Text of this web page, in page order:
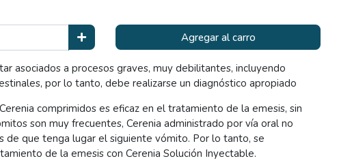
Agregar al carro
asociados a procesos graves, muy debilitantes, incluyendo
por lo tanto, debe realizarse un diagnóstico apropiado
comprimidos es eficaz en el tratamiento de la emesis, sin
son muy frecuentes, Cerenia administrado por vía oral no
de que tenga lugar el siguiente vómito. Por lo tanto, se
de la emesis con Cerenia Solución Inyectable.